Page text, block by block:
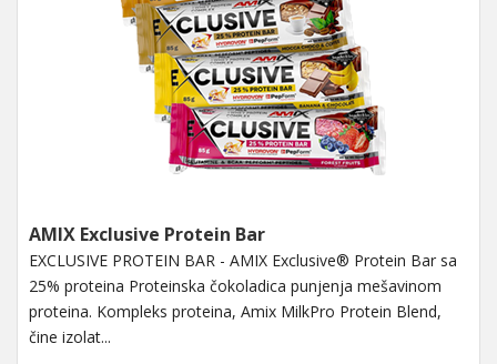
AMIX Exclusive Protein Bar
EXCLUSIVE PROTEIN BAR - AMIX Exclusive® Protein Bar sa
25% proteina Proteinska čokoladica punjenja mešavinom
proteina. Kompleks proteina, Amix MilkPro Protein Blend,
čine izolat...